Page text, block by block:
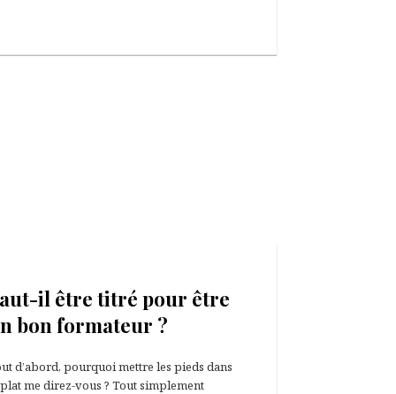
il être titré pour être
bon formateur ?
d’abord, pourquoi mettre les pieds dans
me direz-vous ? Tout simplement